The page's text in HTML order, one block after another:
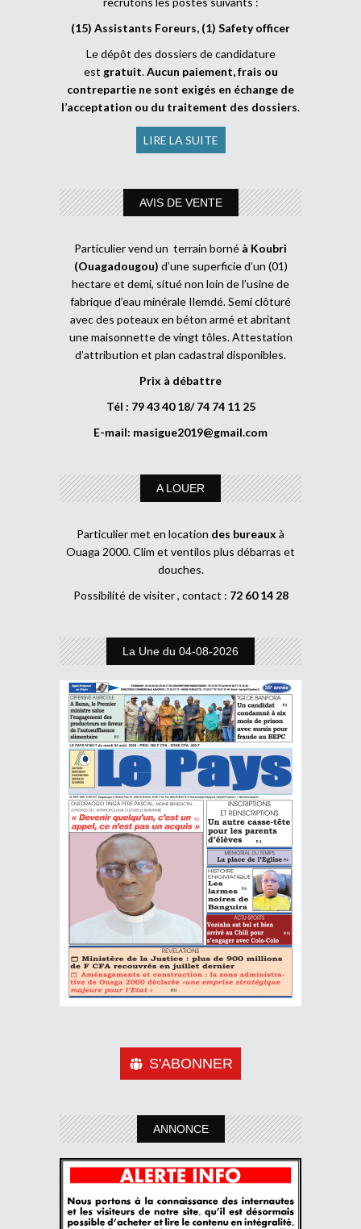
(15) Assistants Foreurs, (1) Safety officer
Le dépôt des dossiers de candidature
est gratuit.Aucun paiement, frais ou
contrepartie ne sont exigés en échange de
l’acceptation ou du traitement des dossiers.
LIRE LA SUITE
AVIS DE VENTE
Particulier vend un terrain borné à Koubri
(Ouagadougou) d’une superficie d’un (01)
hectare et demi, situé non loin de l’usine de
fabrique d’eau minérale Ilemdé. Semi clôturé
avec des poteaux en béton armé et abritant
une maisonnette de vingt tôles. Attestation
d’attribution et plan cadastral disponibles.
Prix à débattre
Tél : 79 43 40 18/ 74 74 11 25
E-mail: masigue2019@gmail.com
A LOUER
Particulier met en location des bureaux à
Ouaga 2000. Clim et ventilos plus débarras et
douches.
Possibilité de visiter , contact : 72 60 14 28
La Une du 04-08-2026
S'ABONNER
ANNONCE